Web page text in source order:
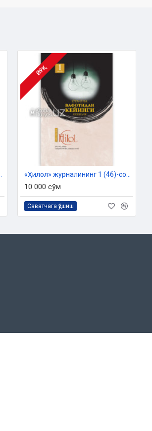
ЙЎҚ
10 000 сўм
Саватчага қўшиш